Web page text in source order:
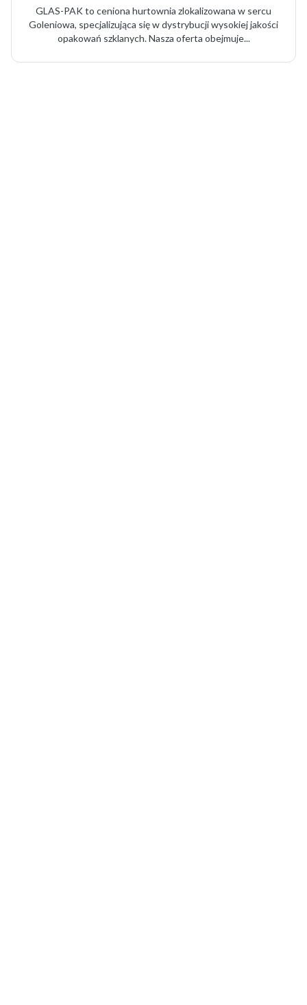
GLAS-PAK to ceniona hurtownia zlokalizowana w sercu
Goleniowa, specjalizująca się w dystrybucji wysokiej jakości
opakowań szklanych. Nasza oferta obejmuje...